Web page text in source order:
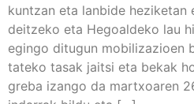
kun­tzan eta lan­bi­de hezi­ke­tan
deitze­ko eta Hegoal­de­ko lau
egin­go ditu­gun mobi­li­za­zioen
ta­te­ko tasak jaitsi eta bekak
gre­ba izan­go da martxoa­ren